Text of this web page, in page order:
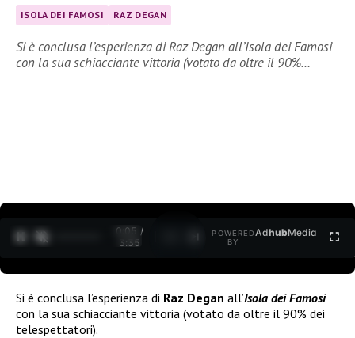
ISOLA DEI FAMOSI RAZ DEGAN
Si è conclusa l’esperienza di Raz Degan all’Isola dei Famosi
con la sua schiacciante vittoria (votato da oltre il 90%…
0:05 /
3:35
POWERED
BY
AdhubMedia
Si è conclusa l’esperienza di Raz Degan all’Isola dei Famosi
con la sua schiacciante vittoria (votato da oltre il 90% dei
telespettatori).